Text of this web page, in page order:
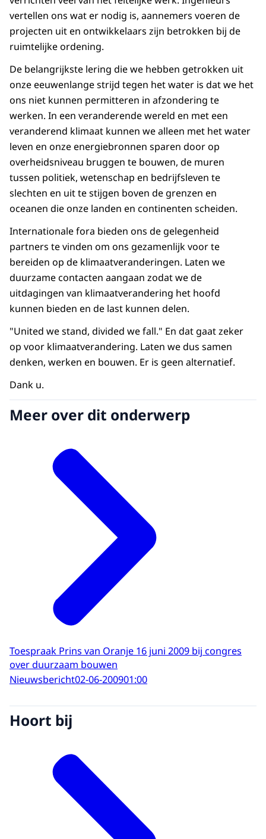
vertellen ons wat er nodig is, aannemers voeren de
projecten uit en ontwikkelaars zijn betrokken bij de
ruimtelijke ordening.
De belangrijkste lering die we hebben getrokken uit
onze eeuwenlange strijd tegen het water is dat we het
ons niet kunnen permitteren in afzondering te
werken. In een veranderende wereld en met een
veranderend klimaat kunnen we alleen met het water
leven en onze energiebronnen sparen door op
overheidsniveau bruggen te bouwen, de muren
tussen politiek, wetenschap en bedrijfsleven te
slechten en uit te stijgen boven de grenzen en
oceanen die onze landen en continenten scheiden.
Internationale fora bieden ons de gelegenheid
partners te vinden om ons gezamenlijk voor te
bereiden op de klimaatveranderingen. Laten we
duurzame contacten aangaan zodat we de
uitdagingen van klimaatverandering het hoofd
kunnen bieden en de last kunnen delen.
"United we stand, divided we fall." En dat gaat zeker
op voor klimaatverandering. Laten we dus samen
denken, werken en bouwen. Er is geen alternatief.
Dank u.
Meer over dit onderwerp
Toespraak Prins van Oranje 16 juni 2009 bij congres
over duurzaam bouwen
Nieuwsbericht02-06-200901:00
Hoort bij